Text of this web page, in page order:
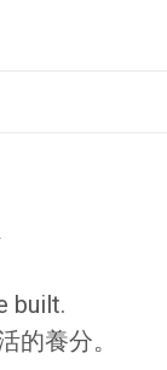
built.
的養分。